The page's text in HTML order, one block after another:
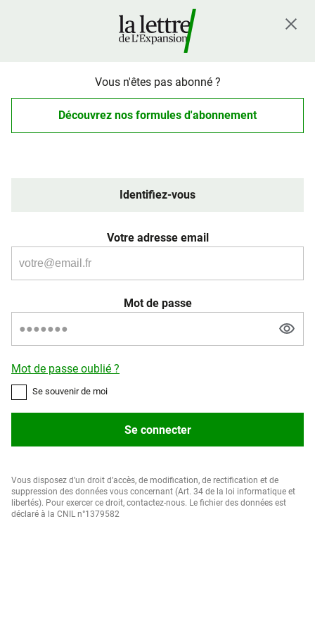
Vous n'êtes pas abonné ?
Découvrez nos formules d'abonnement
Identifiez-vous
Votre adresse email
Mot de passe
Mot de passe oublié ?
Se souvenir de moi
Se connecter
Vous disposez d’un droit d’accès, de modification, de rectification et de
suppression des données vous concernant (Art. 34 de la loi informatique et
libertés). Pour exercer ce droit, contactez-nous. Le fichier des données est
déclaré à la CNIL n°1379582